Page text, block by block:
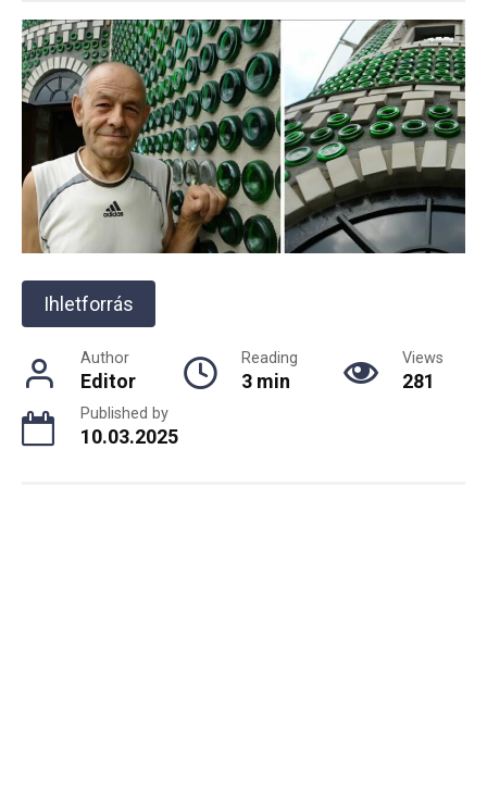
Ihletforrás
Author
Editor
Reading
3 min
Views
281
Published by
10.03.2025